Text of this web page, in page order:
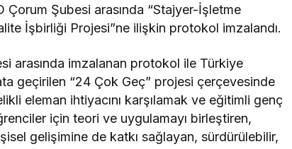
Şubesi arasında “Stajyer-İşletme
İşbirliği Projesi”ne ilişkin protokol imzalandı.
arasında imzalanan protokol ile Türkiye
geçirilen “24 Çok Geç” projesi çerçevesinde
eleman ihtiyacını karşılamak ve eğitimli genç
için teori ve uygulamayı birleştiren,
gelişimine de katkı sağlayan, sürdürülebilir,